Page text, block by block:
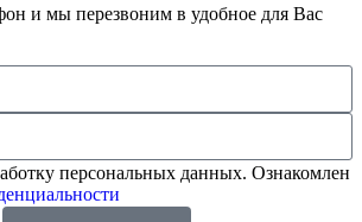
и мы перезвоним в удобное для Вас
персональных данных. Ознакомлен